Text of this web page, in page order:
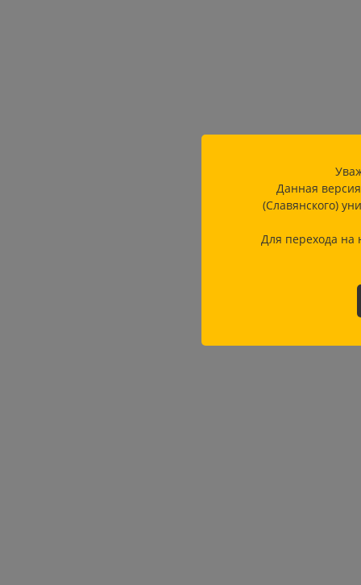
Данная
(Славянского)
Для перехода на